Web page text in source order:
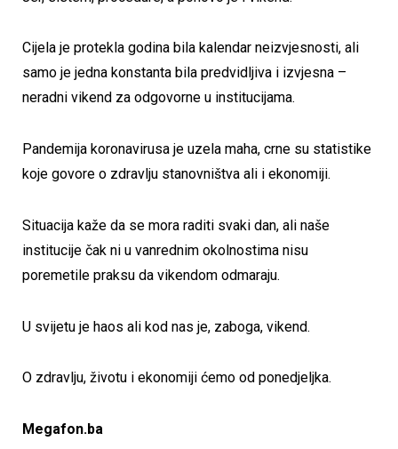
Cijela je protekla godina bila kalendar neizvjesnosti, ali
samo je jedna konstanta bila predvidljiva i izvjesna –
neradni vikend za odgovorne u institucijama.
Pandemija koronavirusa je uzela maha, crne su statistike
koje govore o zdravlju stanovništva ali i ekonomiji.
Situacija kaže da se mora raditi svaki dan, ali naše
institucije čak ni u vanrednim okolnostima nisu
poremetile praksu da vikendom odmaraju.
U svijetu je haos ali kod nas je, zaboga, vikend.
O zdravlju, životu i ekonomiji ćemo od ponedjeljka.
Megafon.ba